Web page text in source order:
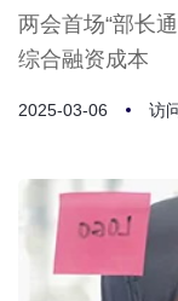
两会首场“部长
综合融资成本
2025-03-06 访